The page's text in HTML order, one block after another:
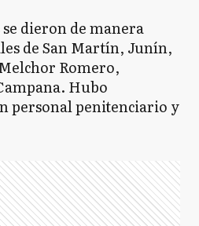
dieron de manera
de San Martín, Junín,
Romero,
Hubo
personal penitenciario y